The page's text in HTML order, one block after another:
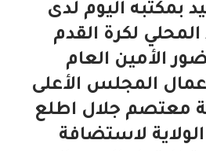
بمكتبه اليوم لدى
المحلي لكرة القدم
الأمين العام
المجلس الأعلى
معتصم جلال اطلع
لاستضافة